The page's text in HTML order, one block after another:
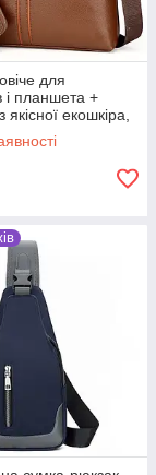
для
і планшета +
екошкіра,